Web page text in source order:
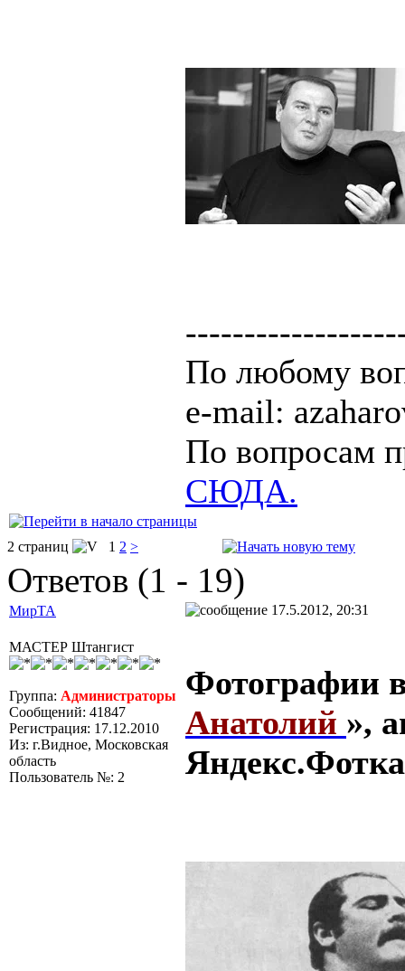
По любому
e-mail:
По вопросам
СЮДА.
2 страниц 1 2 >
Ответов (1 - 19)
МирТА 17.5.2012, 20:31
МАСТЕР Штангист
Группа: Администраторы
Сообщений: 41847
Регистрация: 17.12.2010
Из: г.Видное, Московская
область
Пользователь №: 2
Фотографии
Анатолий »,